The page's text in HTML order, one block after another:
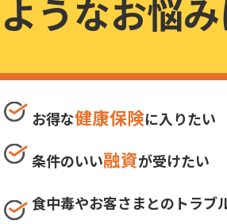
うなお悩
お得な健康保険に入りたい
条件のいい融資が受けたい
食中毒やお客さまとのトラブ